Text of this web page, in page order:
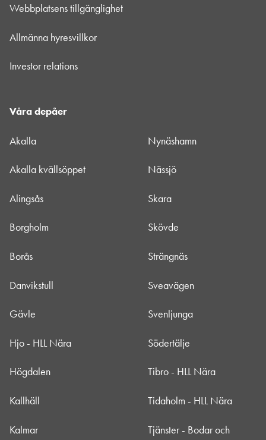
Webbplatsens tillgänglighet
Allmänna hyresvillkor
Investor relations
Våra depåer
Akalla
Akalla kvällsöppet
Alingsås
Borgholm
Borås
Danvikstull
Gävle
Hjo - HLL Nära
Högdalen
Kallhäll
Kalmar
Nynäshamn
Nässjö
Skara
Skövde
Strängnäs
Sveavägen
Svenljunga
Södertälje
Tibro - HLL Nära
Tidaholm - HLL Nära
Tjänster - Bodar och